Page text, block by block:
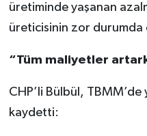
üretiminde yaşanan
üreticisinin zor
“Tüm maliyetler
CHP’li Bülbül, TBMM’de
kaydetti: